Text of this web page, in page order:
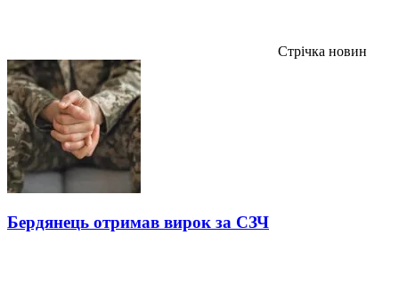
Стрічка новин
Бердянець отримав вирок за СЗЧ